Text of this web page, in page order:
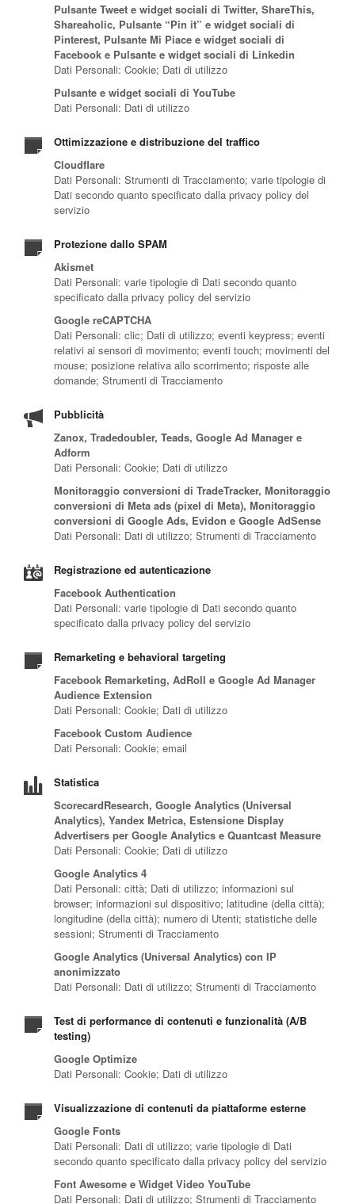
Pulsante Tweet e widget sociali di Twitter, ShareThis,
Shareaholic, Pulsante “Pin it” e widget sociali di
Pinterest, Pulsante Mi Piace e widget sociali di
Facebook e Pulsante e widget sociali di Linkedin
Dati Personali: Cookie; Dati di utilizzo
Pulsante e widget sociali di YouTube
Dati Personali: Dati di utilizzo
Ottimizzazione e distribuzione del traffico
Cloudflare
Dati Personali: Strumenti di Tracciamento; varie tipologie di
Dati secondo quanto specificato dalla privacy policy del
servizio
Protezione dallo SPAM
Akismet
Dati Personali: varie tipologie di Dati secondo quanto
specificato dalla privacy policy del servizio
Google reCAPTCHA
Dati Personali: clic; Dati di utilizzo; eventi keypress; eventi
relativi ai sensori di movimento; eventi touch; movimenti del
mouse; posizione relativa allo scorrimento; risposte alle
domande; Strumenti di Tracciamento
Pubblicità
Zanox, Tradedoubler, Teads, Google Ad Manager e
Adform
Dati Personali: Cookie; Dati di utilizzo
Monitoraggio conversioni di TradeTracker, Monitoraggio
conversioni di Meta ads (pixel di Meta), Monitoraggio
conversioni di Google Ads, Evidon e Google AdSense
Dati Personali: Dati di utilizzo; Strumenti di Tracciamento
Registrazione ed autenticazione
Facebook Authentication
Dati Personali: varie tipologie di Dati secondo quanto
specificato dalla privacy policy del servizio
Remarketing e behavioral targeting
Facebook Remarketing, AdRoll e Google Ad Manager
Audience Extension
Dati Personali: Cookie; Dati di utilizzo
Facebook Custom Audience
Dati Personali: Cookie; email
Statistica
ScorecardResearch, Google Analytics (Universal
Analytics), Yandex Metrica, Estensione Display
Advertisers per Google Analytics e Quantcast Measure
Dati Personali: Cookie; Dati di utilizzo
Google Analytics 4
Dati Personali: città; Dati di utilizzo; informazioni sul
browser; informazioni sul dispositivo; latitudine (della città);
longitudine (della città); numero di Utenti; statistiche delle
sessioni; Strumenti di Tracciamento
Google Analytics (Universal Analytics) con IP
anonimizzato
Dati Personali: Dati di utilizzo; Strumenti di Tracciamento
Test di performance di contenuti e funzionalità (A/B
testing)
Google Optimize
Dati Personali: Cookie; Dati di utilizzo
Visualizzazione di contenuti da piattaforme esterne
Google Fonts
Dati Personali: Dati di utilizzo; varie tipologie di Dati
secondo quanto specificato dalla privacy policy del servizio
Font Awesome e Widget Video YouTube
Dati Personali: Dati di utilizzo; Strumenti di Tracciamento